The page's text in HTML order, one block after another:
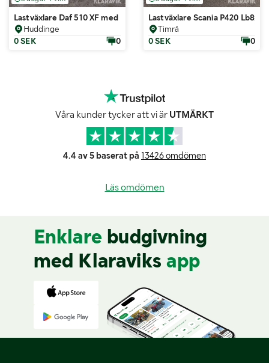
Lastväxlare Daf 510 XF med Hiab påbyggnad
Huddinge
0 SEK
0
Lastväxlare Scania P420
Timrå
0 SEK
0
Våra kunder tycker att vi är UTMÄRKT
4.4 av 5 baserat på 13426 omdömen
Läs omdömen
Enklare budgivning
med Klaraviks app